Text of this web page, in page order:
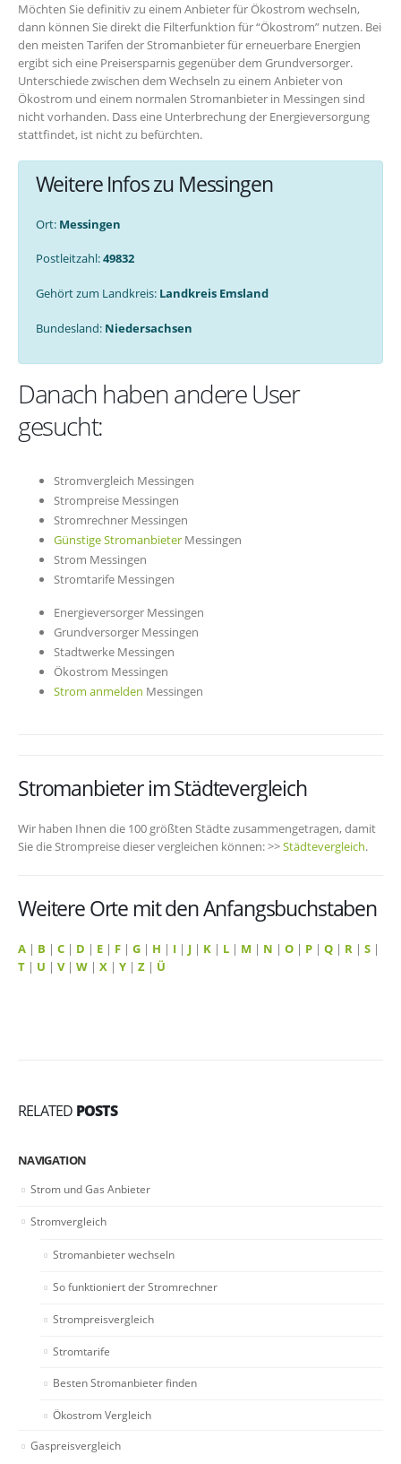
Möchten Sie definitiv zu einem Anbieter für Ökostrom wechseln,
dann können Sie direkt die Filterfunktion für “Ökostrom” nutzen. Bei
den meisten Tarifen der Stromanbieter für erneuerbare Energien
ergibt sich eine Preisersparnis gegenüber dem Grundversorger.
Unterschiede zwischen dem Wechseln zu einem Anbieter von
Ökostrom und einem normalen Stromanbieter in Messingen sind
nicht vorhanden. Dass eine Unterbrechung der Energieversorgung
stattfindet, ist nicht zu befürchten.
Weitere Infos zu Messingen
Ort: Messingen
Postleitzahl:49832
Gehört zum Landkreis: Landkreis Emsland
Bundesland: Niedersachsen
Danach haben andere User
gesucht:
Stromvergleich Messingen
Strompreise Messingen
Stromrechner Messingen
Günstige Stromanbieter Messingen
Strom Messingen
Stromtarife Messingen
Energieversorger Messingen
Grundversorger Messingen
Stadtwerke Messingen
Ökostrom Messingen
Strom anmelden Messingen
Stromanbieter im Städtevergleich
Wir haben Ihnen die 100 größten Städte zusammengetragen, damit
Sie die Strompreise dieser vergleichen können: >>Städtevergleich.
Weitere Orte mit den Anfangsbuchstaben
A | B | C | D | E | F | G | H | I | J | K | L | M | N | O | P | Q | R | S |
T | U | V| W | X | Y | Z | Ü
RELATED POSTS
NAVIGATION
Strom und Gas Anbieter
Stromvergleich
Stromanbieter wechseln
So funktioniert der Stromrechner
Strompreisvergleich
Stromtarife
Besten Stromanbieter finden
Ökostrom Vergleich
Gaspreisvergleich